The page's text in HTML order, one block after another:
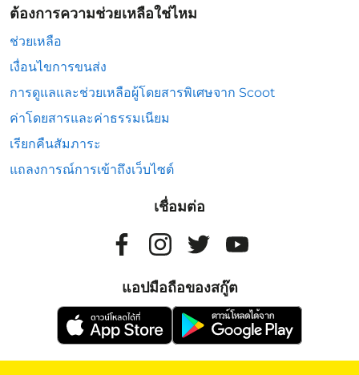
ต้องการความช่วยเหลือใช่ไหม
ช่วยเหลือ
เงื่อนไขการขนส่ง
การดูแลและช่วยเหลือผู้โดยสารพิเศษจาก Scoot
ค่าโดยสารและค่าธรรมเนียม
เรียกคืนสัมภาระ
แถลงการณ์การเข้าถึงเว็บไซต์
เชื่อมต่อ
แอปมือถือของสกู๊ต